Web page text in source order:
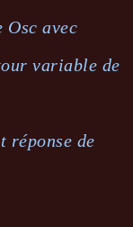
avec
variable de
réponse de